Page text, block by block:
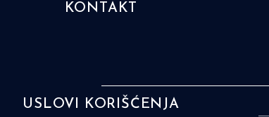
KONTAKT
USLOVI KORIŠĆENJA